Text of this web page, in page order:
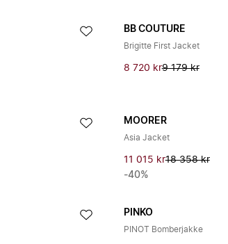
BB COUTURE
Brigitte First Jacket
8 720 kr9 179 kr
MOORER
Asia Jacket
11 015 kr18 358 kr
-40%
PINKO
PINOT Bomberjakke